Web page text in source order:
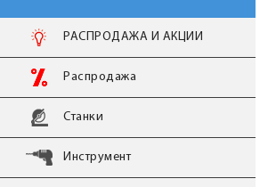
РАСПРОДАЖА И АКЦИИ
Распродажа
Станки
Инструмент